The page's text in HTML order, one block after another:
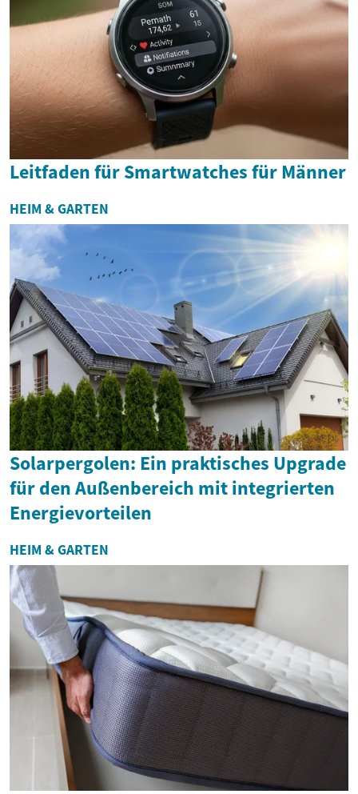
Leitfaden für Smartwatches für Männer
HEIM & GARTEN
Solarpergolen: Ein praktisches Upgrade
für den Außenbereich mit integrierten
Energievorteilen
HEIM & GARTEN